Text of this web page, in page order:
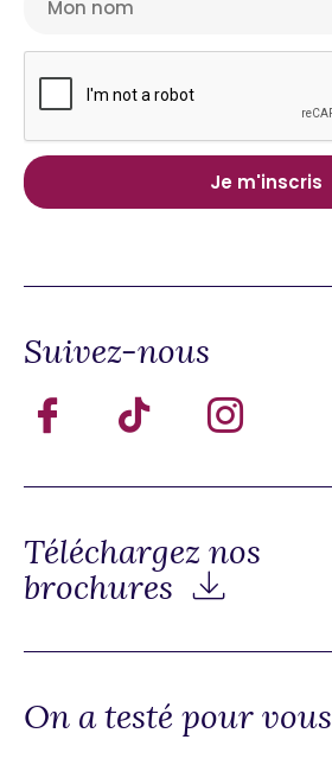
Suivez-nous
Téléchargez nos
brochures
On a testé pour vous